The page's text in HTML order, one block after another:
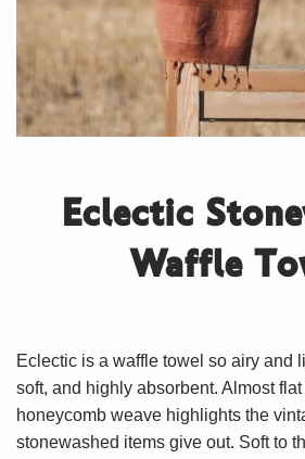
Eclectic
Waffle
Eclectic is a waffle towel so airy and
soft, and highly absorbent. Almost
honeycomb weave highlights the
stonewashed items give out. Soft to